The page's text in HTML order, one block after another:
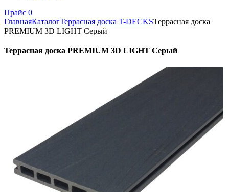
Прайс 0
ГлавнаяКаталогТеррасная доска T-DECKSТеррасная доска
PREMIUM 3D LIGHT Серый
Террасная доска PREMIUM 3D LIGHT Серый